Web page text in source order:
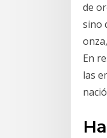
de
sino
En
las